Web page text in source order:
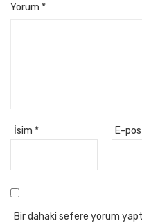
Yorum *
İsim * E-
Bir dahaki sefere yorum